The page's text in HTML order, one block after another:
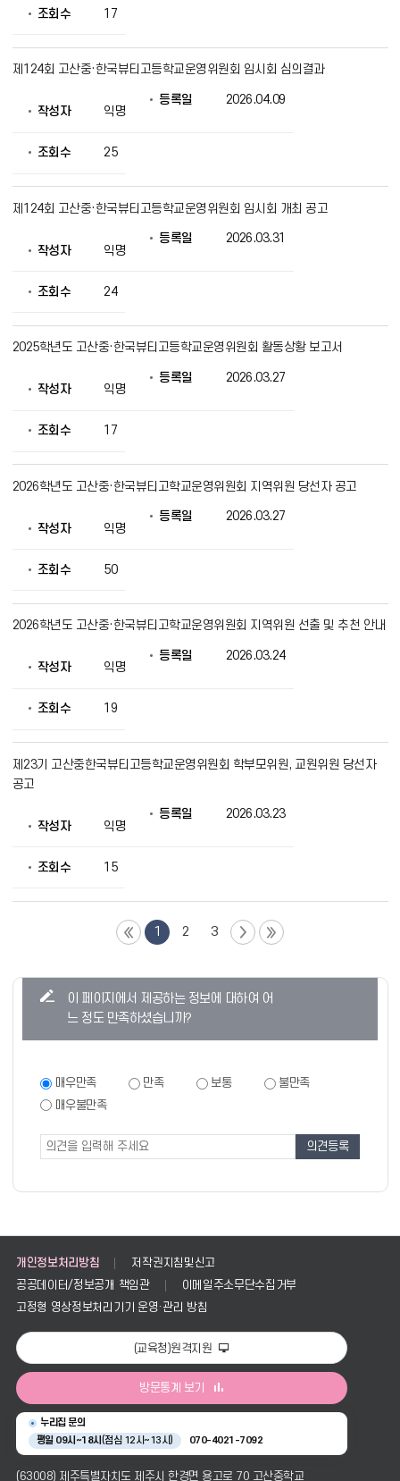
조회수 17
제124회 고산중·한국뷰티고등학교운영위원회 임시회 심의결과
작성자 익명
등록일 2026.04.09
조회수 25
제124회 고산중·한국뷰티고등학교운영위원회 임시회 개최 공고
작성자 익명
등록일 2026.03.31
조회수 24
2025학년도 고산중·한국뷰티고등학교운영위원회 활동상황 보고서
작성자 익명
등록일 2026.03.27
조회수 17
2026학년도 고산중·한국뷰티고학교운영위원회 지역위원 당선자 공고
작성자 익명
등록일 2026.03.27
조회수 50
2026학년도 고산중·한국뷰티고학교운영위원회 지역위원 선출 및 추천 안내
작성자 익명
등록일 2026.03.24
조회수 19
제23기 고산중한국뷰티고등학교운영위원회 학부모위원, 교원위원 당선자
공고
작성자 익명
등록일 2026.03.23
조회수 15
1 2 3
이 페이지에서 제공하는 정보에 대하여 어
느 정도 만족하셨습니까?
만
족
조
사
매우만족 만족 보통
불만족
매우불만족
개인정보처리방침
저작권지침및신고
공공데이터/정보공개 책임관
이메일주소무단수집거부
고정형 영상정보처리기기 운영·관리 방침
(교육청)원격지원
방문통계 보기
누리집 문의
평일 09시~18시 (점심 12시~13시) 070-4021-7092
(63008) 제주특별자치도 제주시 한경면 용고로 70 고산중학교